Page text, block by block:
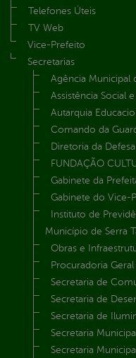
Telefones Úteis
TV Web
Vice-Prefeito
Secretarias
Agência Municipal
Assistência Social
Autarquia
Comando da
Diretoria da
FUNDAÇÃO
Gabinete da
Gabinete do Vice-
Instituto de
Município de Serra
Obras e
Procuradoria
Secretaria de
Secretaria de
Secretaria de
Secretaria
Secretaria